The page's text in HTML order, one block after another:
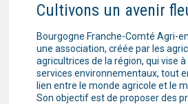
Cultivons un avenir
Bourgogne Franche-Comté Agri-
une association, créée par les
agricultrices de la région, qui vise
services environnementaux, tout
lien entre le monde agricole et le
Son objectif est de proposer des